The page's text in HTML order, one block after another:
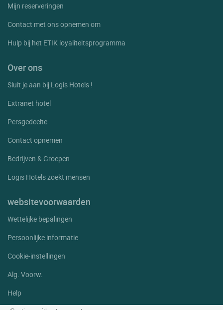
Mijn reserveringen
Contact met ons opnemen om
Hulp bij het ETIK loyaliteitsprogramma
Over ons
Sluit je aan bij Logis Hotels !
Extranet hotel
Persgedeelte
Contact opnemen
Bedrijven & Groepen
Logis Hotels zoekt mensen
websitevoorwaarden
Wettelijke bepalingen
Persoonlijke informatie
Cookie-instellingen
Alg. Voorw.
Help